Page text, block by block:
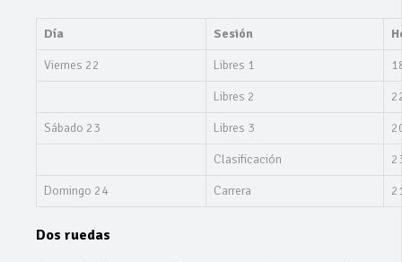
Día Sesión
Viernes 22 Libres 1
Libres 2
Sábado 23 Libres 3
Clasificación
Domingo 24 Carrera
Dos ruedas